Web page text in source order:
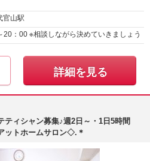
官山駅
20：00 ※相談しながら決めていきましょう
詳細を見る
ィシャン募集♪週2日～・1日5時間
ットホームサロン◇.＊